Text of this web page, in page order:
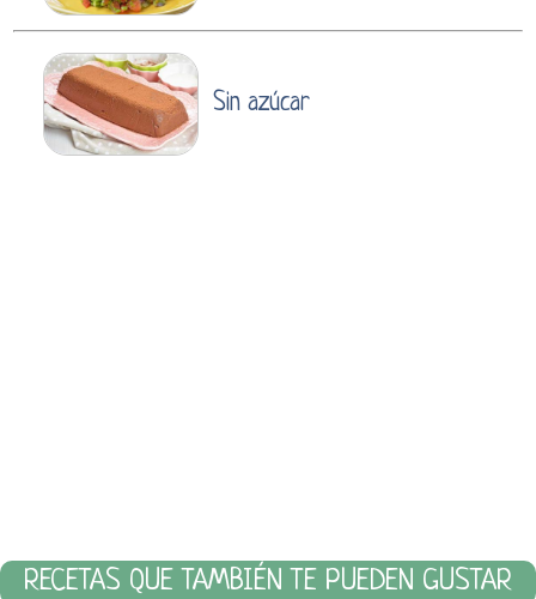
Sin azúcar
RECETAS QUE TAMBIÉN TE PUEDEN GUSTAR